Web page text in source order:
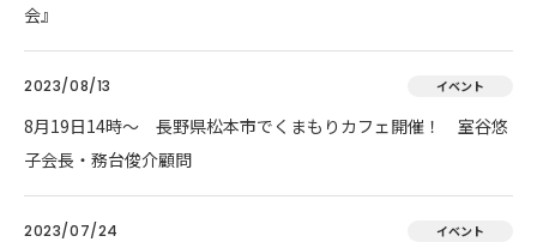
会』
2023/08/13 イベント
8月19日14時～ 長野県松本市でくまもりカフェ開催！ 室谷悠
子会長・務台俊介顧問
2023/07/24 イベント